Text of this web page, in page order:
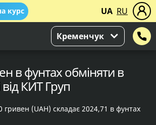
курс UA RU
Кременчук
в фунтах обміняти в
КИТ Груп
гривен (UAH) складає 2024,71 в фунтах